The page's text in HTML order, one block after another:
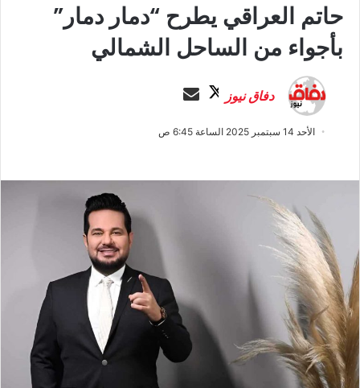
حاتم العراقي يطرح “دمار دمار”
بأجواء من الساحل الشمالي
دفاق نيوز
ت
ب
ل
س
ر
ك
ت
و
الأحد 14 سبتمبر 2025 الساعة 6:45 ص